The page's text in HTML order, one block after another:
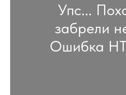
Упс...
забрели
Ошибка